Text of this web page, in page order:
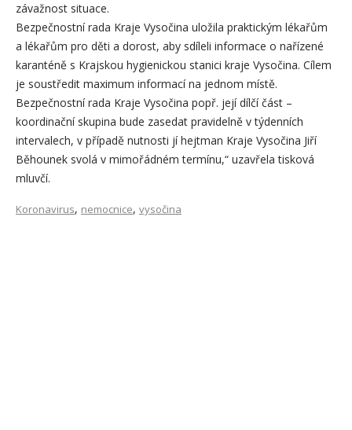
závažnost situace.
Bezpečnostní rada Kraje Vysočina uložila praktickým lékařům
a lékařům pro děti a dorost, aby sdíleli informace o nařízené
karanténě s Krajskou hygienickou stanici kraje Vysočina. Cílem
je soustředit maximum informací na jednom místě.
Bezpečnostní rada Kraje Vysočina popř. její dílčí část –
koordinační skupina bude zasedat pravidelně v týdenních
intervalech, v případě nutnosti jí hejtman Kraje Vysočina Jiří
Běhounek svolá v mimořádném termínu,“ uzavřela tisková
mluvčí.
Koronavirus, nemocnice, vysočina